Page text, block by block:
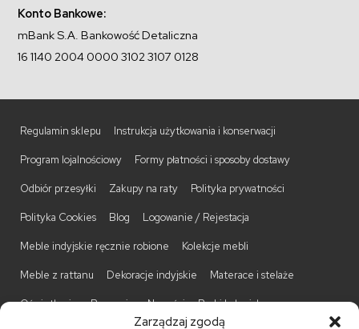
Zarządzaj zgodą
Konto Bankowe:
mBank S.A. Bankowość Detaliczna
16 1140 2004 0000 3102 3107 0128
Regulamin sklepu Instrukcja użytkowania i konserwacji
Program lojalnościowy Formy płatności i sposoby dostawy
Odbiór przesyłki Zakupy na raty Polityka prywatności
Polityka Cookies Blog Logowanie / Rejestacja
Meble indyjskie ręcznie robione Kolekcje mebli
Meble z rattanu Dekoracje indyjskie Materace i stelaże
Oświetlenie Promocje Nowości Barki kolonialne